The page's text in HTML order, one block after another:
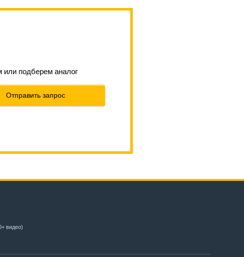
подберем аналог
Отправить запрос
видео)